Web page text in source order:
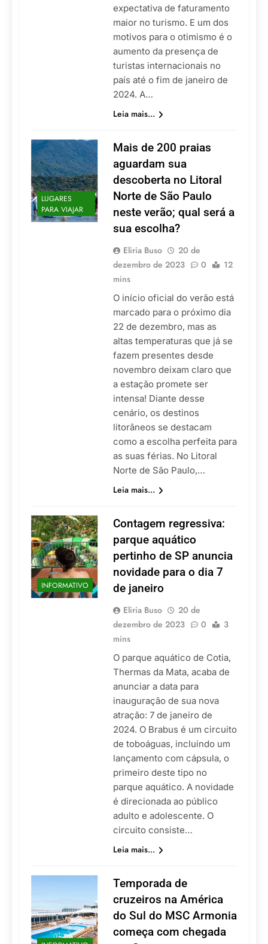
expectativa de faturamento
maior no turismo. E um dos
motivos para o otimismo é o
aumento da presença de
turistas internacionais no
país até o fim de janeiro de
2024. A…
Leia mais...
LUGARES
PARA VIAJAR
Mais de 200 praias
aguardam sua
descoberta no Litoral
Norte de São Paulo
neste verão; qual será a
sua escolha?
Eliria Buso
20 de
dezembro de 2023
0
12
mins
O início oficial do verão está
marcado para o próximo dia
22 de dezembro, mas as
altas temperaturas que já se
fazem presentes desde
novembro deixam claro que
a estação promete ser
intensa! Diante desse
cenário, os destinos
litorâneos se destacam
como a escolha perfeita para
as suas férias. No Litoral
Norte de São Paulo,…
Leia mais...
INFORMATIVO
Contagem regressiva:
parque aquático
pertinho de SP anuncia
novidade para o dia 7
de janeiro
Eliria Buso
20 de
dezembro de 2023
0
3
mins
O parque aquático de Cotia,
Thermas da Mata, acaba de
anunciar a data para
inauguração de sua nova
atração: 7 de janeiro de
2024. O Brabus é um circuito
de toboáguas, incluindo um
lançamento com cápsula, o
primeiro deste tipo no
parque aquático. A novidade
é direcionada ao público
adulto e adolescente. O
circuito consiste…
Leia mais...
Temporada de
cruzeiros na América
do Sul do MSC Armonia
começa com chegada